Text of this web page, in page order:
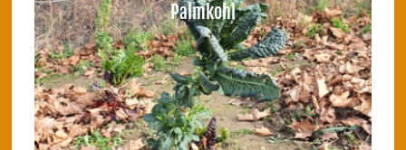
Palmkohl